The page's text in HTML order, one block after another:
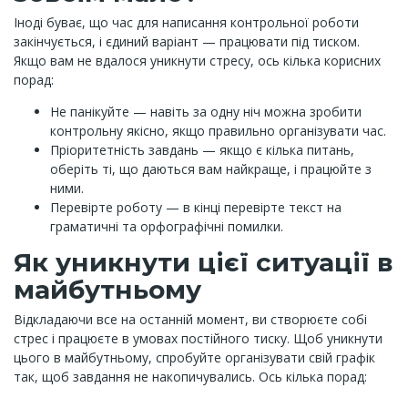
Іноді буває, що час для написання контрольної роботи
закінчується, і єдиний варіант — працювати під тиском.
Якщо вам не вдалося уникнути стресу, ось кілька корисних
порад:
Не панікуйте — навіть за одну ніч можна зробити
контрольну якісно, якщо правильно організувати час.
Пріоритетність завдань — якщо є кілька питань,
оберіть ті, що даються вам найкраще, і працюйте з
ними.
Перевірте роботу — в кінці перевірте текст на
граматичні та орфографічні помилки.
Як уникнути цієї ситуації в
майбутньому
Відкладаючи все на останній момент, ви створюєте собі
стрес і працюєте в умовах постійного тиску. Щоб уникнути
цього в майбутньому, спробуйте організувати свій графік
так, щоб завдання не накопичувались. Ось кілька порад: